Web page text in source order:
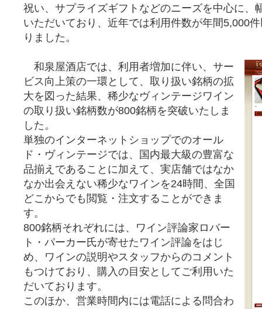
祝い、サプライズギフトなどのニーズを中心に、
いただいており、近年では利用件数が年間5,000
りました。
和泉屋酒店では、利用者増加に伴い、サー
ビス向上策の一環として、取り扱い銘柄の拡
大を図った結果、稀少なヴィンテージワイン
の取り扱い銘柄数が800銘柄を突破いたしま
した。
単独のインターネットショップでのオール
ド・ヴィンテージでは、国内最大級の豊富な
品揃えであることに加えて、実店舗ではなか
なか出会えない稀少なワインを24時間、全国
どこからでも閲覧・注文することができま
す。
800銘柄それぞれには、ワイン評論家ロバー
ト・パーカー氏が寄せたワイン評論をはじ
め、ワインの説明やスタッフからのコメント
もつけており、購入の目安としてご利用いた
だいております。
このほか、営業時間内には電話による問合わ